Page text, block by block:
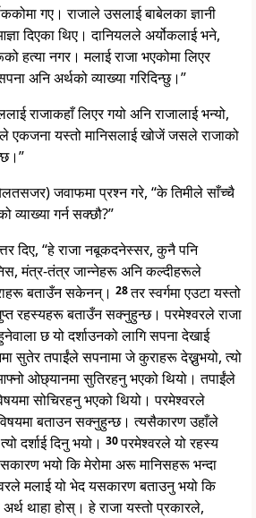
गए। राजाले उसलाई बाबेलका ज्ञानी
दिएका थिए। दानियलले अर्योकलाई भने,
हत्या नगर। मलाई राजा भएकोमा लिएर
अनि अर्थको व्याख्या गरिदिन्छु।”
राजाकहाँ लिएर गयो अनि राजालाई भन्यो,
एकजना यस्तो मानिसलाई खोजें जसले राजाको
जवाफमा प्रश्न गरे, “के तिमीले साँच्चै
व्याख्या गर्न सक्छौ?”
दिए, “हे राजा नबूकदनेस्सर, कुनै पनि
मंत्र-तंत्र जान्नेहरू अनि कल्दीहरूले
बताउँन सकेनन्। 28तर स्वर्गमा एउटा यस्तो
रहस्यहरू बताउँन सक्नुहुन्छ। परमेश्वरले राजा
छ यो दर्शाउनको लागि सपना देखाई
सुतेर तपाईंले सपनामा जे कुराहरू देख्नुभयो, त्यो
ओछ्यानमा सुतिरहनु भएको थियो। तपाईंले
सोचिरहनु भएको थियो। परमेश्वरले
बताउन सक्नुहुन्छ। त्यसैकारण उहाँले
दर्शाई दिनु भयो। 30परमेश्वरले यो रहस्य
भयो कि मेरोमा अरू मानिसहरू भन्दा
मलाई यो भेद यसकारण बताउनु भयो कि
थाहा होस्। हे राजा यस्तो प्रकारले,